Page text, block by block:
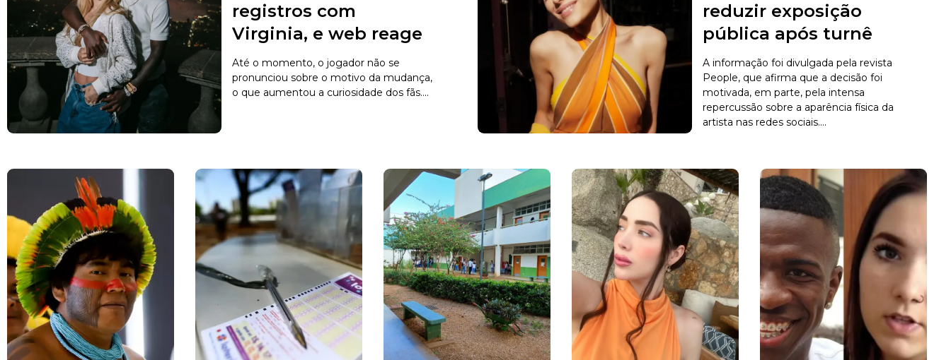
registros com
Virginia, e web reage
Até o momento, o jogador não se
pronunciou sobre o motivo da mudança,
o que aumentou a curiosidade dos fãs....
reduzir exposição
pública após turnê
A informação foi divulgada pela revista
People, que afirma que a decisão foi
motivada, em parte, pela intensa
repercussão sobre a aparência física da
artista nas redes sociais....